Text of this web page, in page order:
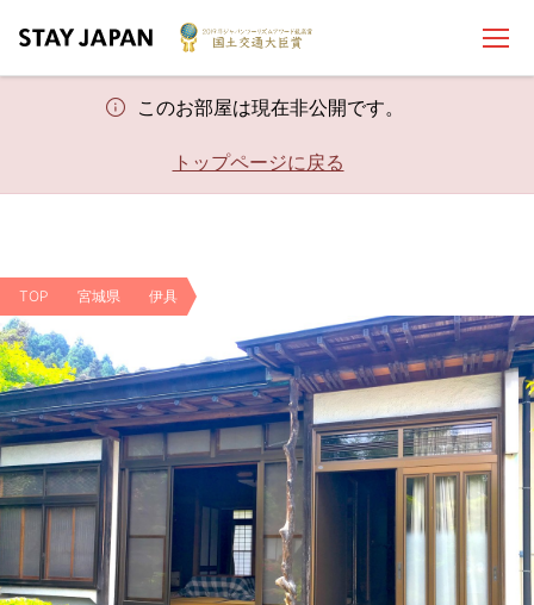
このお部屋は現在非公開です。
トップページに戻る
TOP 宮城県 伊具